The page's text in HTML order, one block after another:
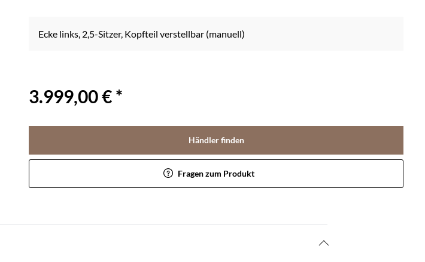
Ecke links, 2,5-Sitzer, Kopfteil verstellbar (manuell)
3.999,00 € *
Händler finden
Fragen zum Produkt